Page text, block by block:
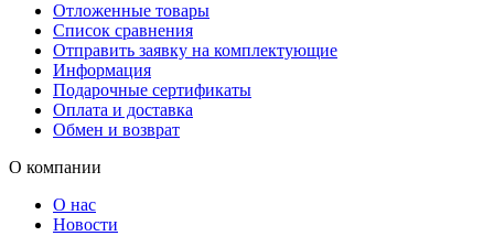
Отложенные товары
Список сравнения
Отправить заявку на комплектующие
Информация
Подарочные сертификаты
Оплата и доставка
Обмен и возврат
О компании
О нас
Новости